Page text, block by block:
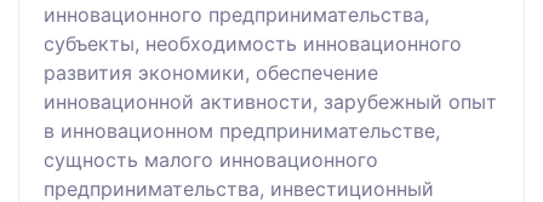
инновационного предпринимательства,
субъекты, необходимость инновационного
развития экономики, обеспечение
инновационной активности, зарубежный опыт
в инновационном предпринимательстве,
сущность малого инновационного
предпринимательства, инвестиционный